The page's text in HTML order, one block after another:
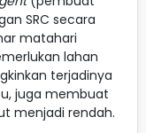
SRC secara
matahari
lahan
terjadinya
juga membuat
menjadi rendah.